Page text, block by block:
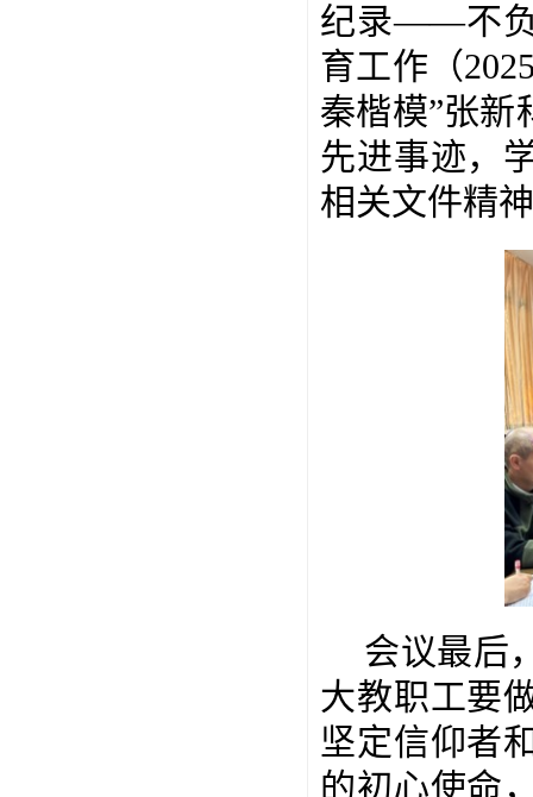
纪录——不负
育工作（
秦楷模”张新
先进事迹，
相关文件精
会议最后
大教职工要
坚定信仰者
的初心使命